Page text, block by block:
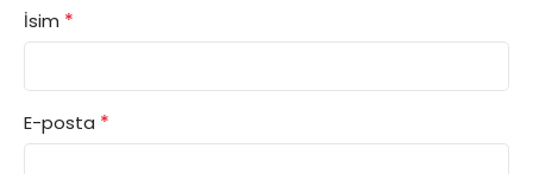
İsim *
E-posta *